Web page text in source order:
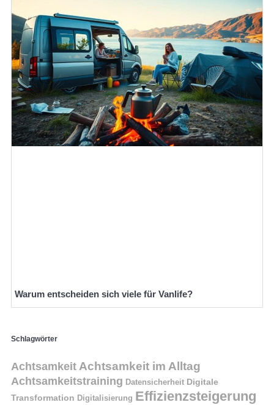
Warum entscheiden sich viele für Vanlife?
Schlagwörter
Achtsamkeit Achtsamkeit im Alltag
Achtsamkeitstraining Datensicherheit Digitale
Transformation Digitalisierung Effizienzsteigerung